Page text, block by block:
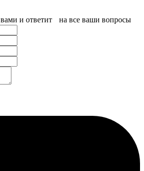
и ответит на все ваши вопросы